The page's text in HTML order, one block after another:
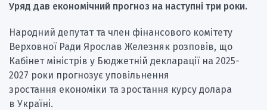
Уряд дав економічний прогноз на наступні три роки.
Народний депутат та член фінансового комітету
Верховної Ради Ярослав Железняк розповів, що
Кабінет міністрів у Бюджетній декларації на 2025-
2027 роки прогнозує уповільнення
зростання економіки та зростання курсу долара
в Україні.